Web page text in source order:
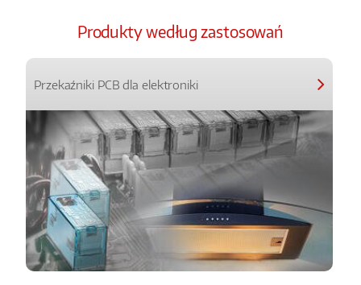
Produkty według zastosowań
Przekaźniki PCB dla elektroniki